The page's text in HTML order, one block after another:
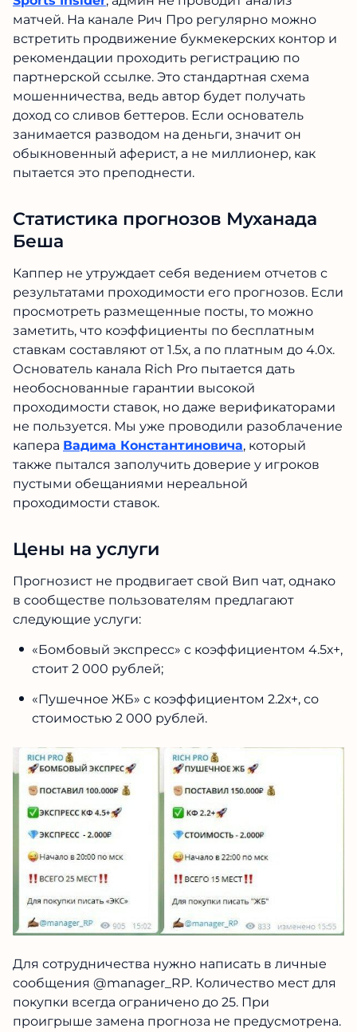
матчей. На канале Рич Про регулярно можно
встретить продвижение букмекерских контор и
рекомендации проходить регистрацию по
партнерской ссылке. Это стандартная схема
мошенничества, ведь автор будет получать
доход со сливов беттеров. Если основатель
занимается разводом на деньги, значит он
обыкновенный аферист, а не миллионер, как
пытается это преподнести.
Статистика прогнозов Муханада
Беша
Каппер не утруждает себя ведением отчетов с
результатами проходимости его прогнозов. Если
просмотреть размещенные посты, то можно
заметить, что коэффициенты по бесплатным
ставкам составляют от 1.5х, а по платным до 4.0х.
Основатель канала Rich Pro пытается дать
необоснованные гарантии высокой
проходимости ставок, но даже верификаторами
не пользуется. Мы уже проводили разоблачение
капера Вадима Константиновича, который
также пытался заполучить доверие у игроков
пустыми обещаниями нереальной
проходимости ставок.
Цены на услуги
Прогнозист не продвигает свой Вип чат, однако
в сообществе пользователям предлагают
следующие услуги:
«Бомбовый экспресс» с коэффициентом 4.5х+,
стоит 2 000 рублей;
«Пушечное ЖБ» с коэффициентом 2.2х+, со
стоимостью 2 000 рублей.
Для сотрудничества нужно написать в личные
сообщения @manager_RP. Количество мест для
покупки всегда ограничено до 25. При
проигрыше замена прогноза не предусмотрена.